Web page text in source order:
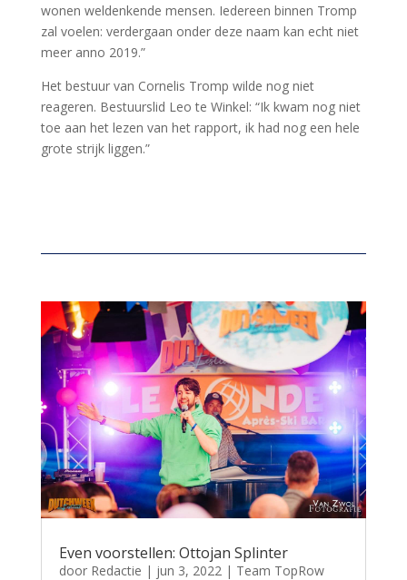
wonen weldenkende mensen. Iedereen binnen Tromp
zal voelen: verdergaan onder deze naam kan echt niet
meer anno 2019.”
Het bestuur van Cornelis Tromp wilde nog niet
reageren. Bestuurslid Leo te Winkel: “Ik kwam nog niet
toe aan het lezen van het rapport, ik had nog een hele
grote strijk liggen.”
Even voorstellen: Ottojan Splinter
door Redactie | jun 3, 2022| Team TopRow